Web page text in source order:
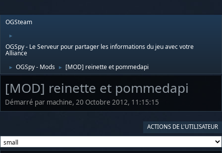
OGSteam
►
OGSpy - Le Serveur pour partager les informations du jeu avec votre
Alliance
► OGSpy - Mods ► [MOD] reinette et pommedapi
[MOD] reinette et pommedapi
Démarré par machine, 20 Octobre 2012, 11:15:15
ACTIONS DE L'UTILISATEUR